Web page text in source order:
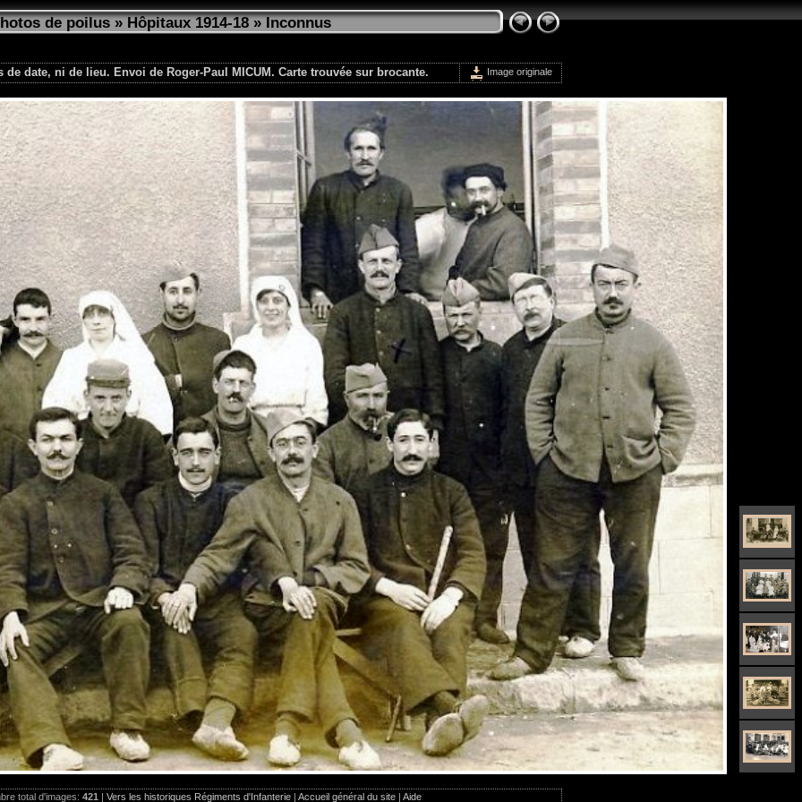
de poilus»Hôpitaux 1914-18»Inconnus
de date, ni de lieu. Envoi de Roger-Paul MICUM. Carte trouvée sur brocante. Image originale
total d'images: 421 | Vers les historiques Régiments d'Infanterie| Accueil général du site| Aide